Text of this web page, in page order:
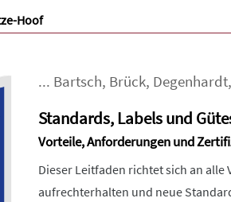
Hoof
... Bartsch, Brück, Degenhardt,
Standards, Labels und
Vorteile, Anforderungen und
Dieser Leitfaden richtet sich an
aufrechterhalten und neue